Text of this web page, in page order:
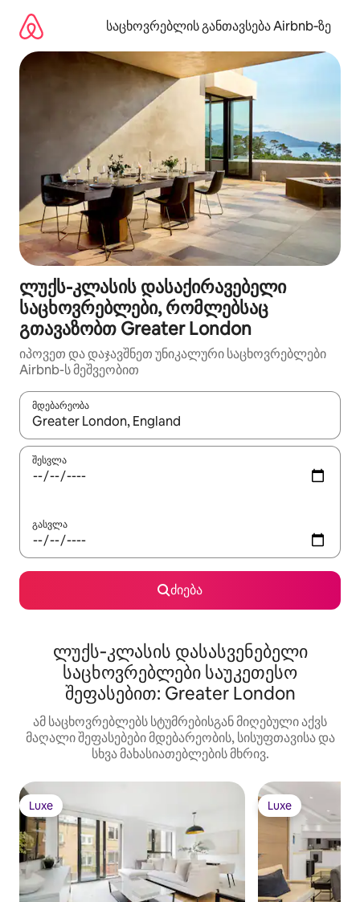
გადასვლა
საცხოვრებლის განთავსება Airbnb‑ზე
ლუქს-კლასის დასაქირავებელი
საცხოვრებლები, რომლებსაც
გთავაზობთ Greater London
იპოვეთ და დაჯავშნეთ უნიკალური საცხოვრებლები
Airbnb-ს მეშვეობით
მდებარეობა
როცა შედეგები ხელმისაწვდომი გახდება, ნავიგაციისთვის
შესვლა
გასვლა
ძიება
ლუქს‑კლასის დასასვენებელი
საცხოვრებლები საუკეთესო
შეფასებით: Greater London
ამ საცხოვრებლებს სტუმრებისგან მიღებული აქვს
მაღალი შეფასებები მდებარეობის, სისუფთავისა და
სხვა მახასიათებლების მხრივ.
Luxe
Luxe Luxe
Luxe